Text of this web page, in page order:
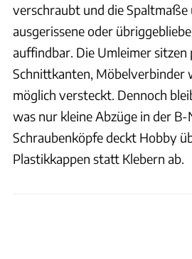
verschraubt und die Spaltmaße
ausgerissene oder
auffindbar. Die Umleimer sitzen
Schnittkanten, Möbelverbinder
möglich versteckt. Dennoch
was nur kleine Abzüge in der
Schraubenköpfe deckt Hobby
Plastikkappen statt Klebern ab.